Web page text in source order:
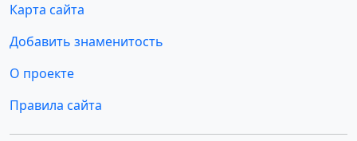
Карта сайта
Добавить знаменитость
О проекте
Правила сайта